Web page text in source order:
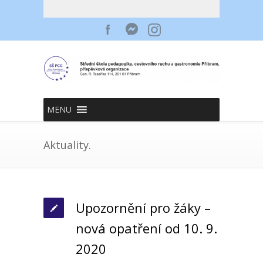
MENU
Aktuality.
Upozornění pro žáky –
nová opatření od 10. 9.
2020